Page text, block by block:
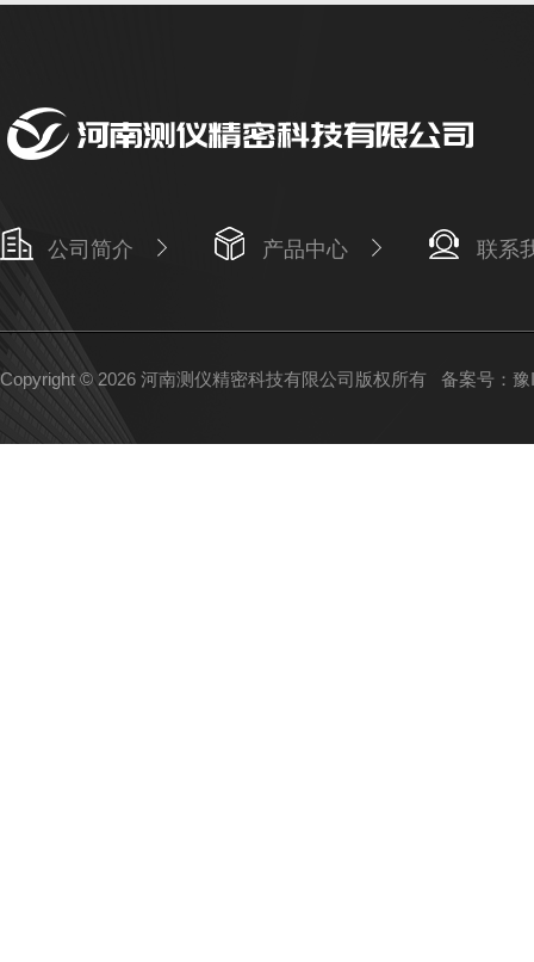
公司简介 产品中心 联系
Copyright © 2026 河南测仪精密科技有限公司版权所有 备案号：